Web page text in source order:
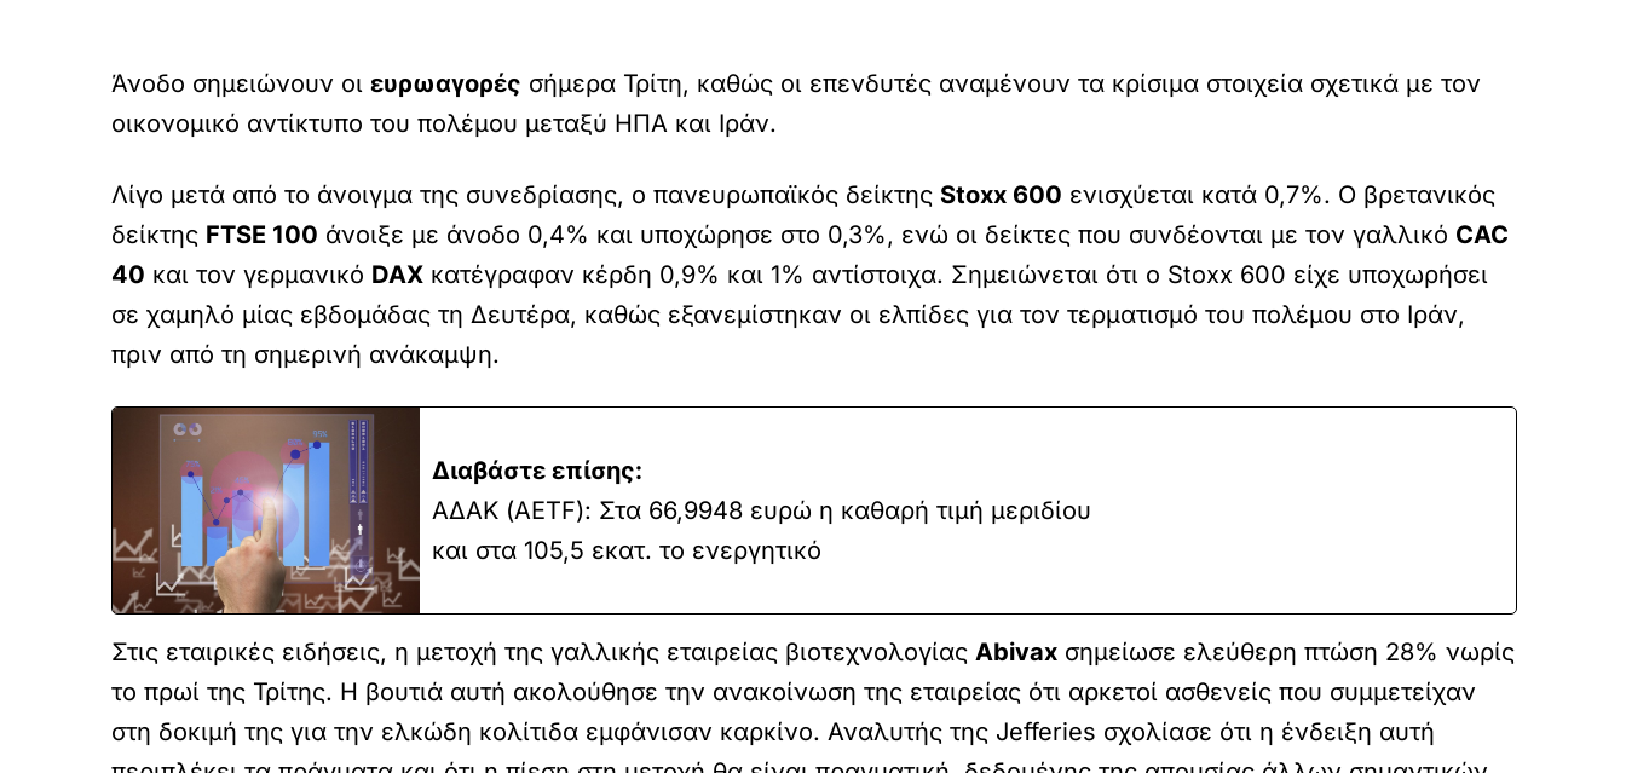
Άνοδο σημειώνουν οι ευρωαγορές σήμερα Τρίτη, καθώς οι επενδυτές αναμένουν τα κρίσιμα στοιχεία σχετικά με τον
οικονομικό αντίκτυπο του πολέμου μεταξύ ΗΠΑ και Ιράν.
Λίγο μετά από το άνοιγμα της συνεδρίασης, ο πανευρωπαϊκός δείκτης Stoxx 600 ενισχύεται κατά 0,7%. Ο βρετανικός
δείκτης FTSE 100 άνοιξε με άνοδο 0,4% και υποχώρησε στο 0,3%, ενώ οι δείκτες που συνδέονται με τον γαλλικό CAC
40 και τον γερμανικό DAX κατέγραφαν κέρδη 0,9% και 1% αντίστοιχα. Σημειώνεται ότι ο Stoxx 600 είχε υποχωρήσει
σε χαμηλό μίας εβδομάδας τη Δευτέρα, καθώς εξανεμίστηκαν οι ελπίδες για τον τερματισμό του πολέμου στο Ιράν,
πριν από τη σημερινή ανάκαμψη.
Διαβάστε επίσης:
ΑΔΑΚ (AETF): Στα 66,9948 ευρώ η καθαρή τιμή μεριδίου
και στα 105,5 εκατ. το ενεργητικό
Στις εταιρικές ειδήσεις, η μετοχή της γαλλικής εταιρείας βιοτεχνολογίας Abivax σημείωσε ελεύθερη πτώση 28% νωρίς
το πρωί της Τρίτης. Η βουτιά αυτή ακολούθησε την ανακοίνωση της εταιρείας ότι αρκετοί ασθενείς που συμμετείχαν
στη δοκιμή της για την ελκώδη κολίτιδα εμφάνισαν καρκίνο. Αναλυτής της Jefferies σχολίασε ότι η ένδειξη αυτή